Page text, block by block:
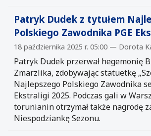
Patryk Dudek z tytułem
Polskiego Zawodnika PGE
18 października 2025 r. 05:00 — Dorota
Patryk Dudek przerwał hegemonię
Zmarzlika, zdobywając statuetkę
Najlepszego Polskiego Zawodnika
Ekstraligi 2025. Podczas gali w
torunianin otrzymał także nagrodę
Niespodziankę Sezonu.